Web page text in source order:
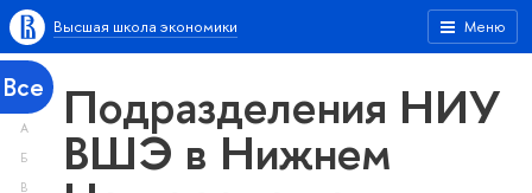
Меню
Высшая школа экономики
Все
А
Б
В
Подразделения НИУ
ВШЭ в Нижнем